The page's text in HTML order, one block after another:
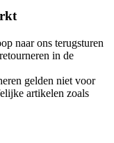
naar ons terugsturen
retourneren in de
gelden niet voor
artikelen zoals